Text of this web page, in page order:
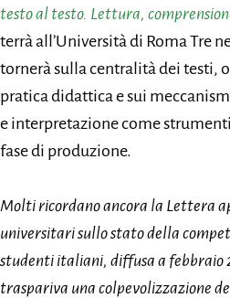
testo al testo. Lettura,
terrà all’Università di Roma Tre
tornerà sulla centralità dei testi,
pratica didattica e sui
e interpretazione come
fase di produzione.
Molti ricordano ancora la Lettera
universitari sullo stato della
studenti italiani, diffusa a febbraio
traspariva una colpevolizzazione